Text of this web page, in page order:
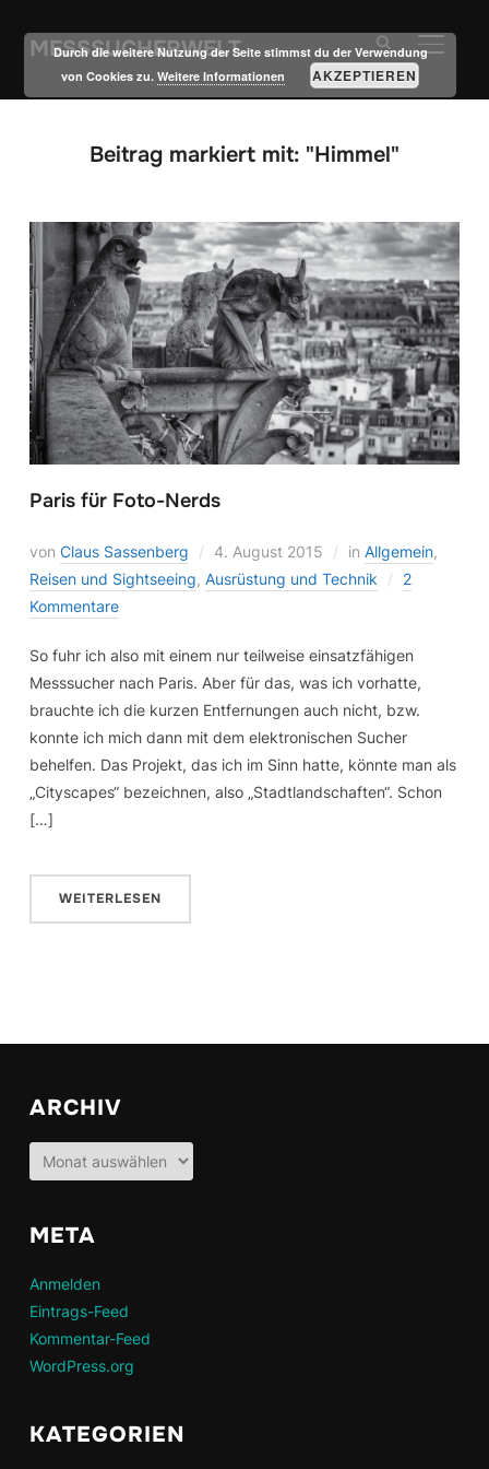
MESSSUCHERWELT
Beitrag markiert mit: "Himmel"
Paris für Foto-Nerds
von Claus Sassenberg 4. August 2015 in Allgemein,
Reisen und Sightseeing, Ausrüstung und Technik
2
Kommentare
So fuhr ich also mit einem nur teilweise einsatzfähigen
Messsucher nach Paris. Aber für das, was ich vorhatte,
brauchte ich die kurzen Entfernungen auch nicht, bzw.
konnte ich mich dann mit dem elektronischen Sucher
behelfen. Das Projekt, das ich im Sinn hatte, könnte man als
„Cityscapes“ bezeichnen, also „Stadtlandschaften“. Schon
[…]
WEITERLESEN
ARCHIV
Archiv
META
Anmelden
Eintrags-Feed
Kommentar-Feed
WordPress.org
KATEGORIEN
Durch die weitere Nutzung der Seite stimmst du der Verwendung
von Cookies zu.Weitere Informationen AKZEPTIEREN